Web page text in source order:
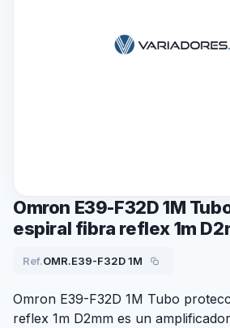
Omron E39-F32D 1M
espiral fibra reflex 1m
Ref.OMR.E39-F32D 1M
Omron E39-F32D 1M Tubo
reflex 1m D2mm es un